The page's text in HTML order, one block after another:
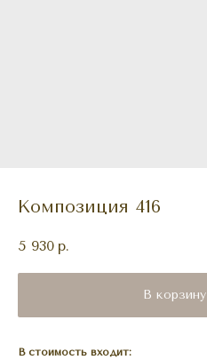
Композиция 416
5 930 р.
В корзину
В стоимость входит: